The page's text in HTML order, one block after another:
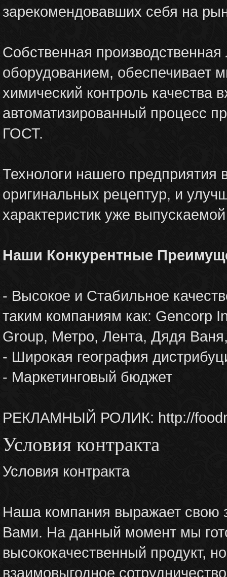
зарекомендовавших себя на
Собственная
оборудованием, обеспечивает
химический контроль качества
автоматизированный процесс
ГОСТ.
Технологи нашего предприятия
оригинальных рецептур, и
характеристик уже
Наши Конкурентные
- Высокое и Стабильное
таким компаниям как: Gencorp
Group, Метро, Лента, Дядя
- Широкая география
- Маркетинговый бюджет
РЕКЛАМНЫЙ РОЛИК: http://
Условия контракта
Условия контракта
Наша компания выражает свою
Вами. На данный момент мы
высококачественный продукт,
взаимовыгодное